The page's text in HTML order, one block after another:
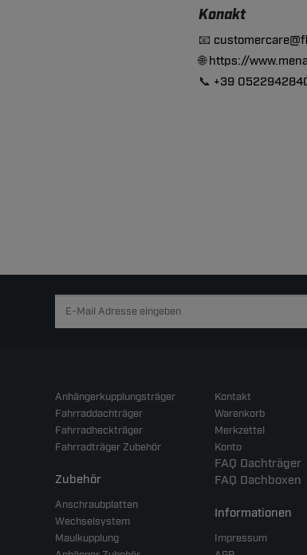
Konakt
📧
🌐https://
📞 +39
Anhängerkupplungsträger
Fahrraddachträger
Fahrradheckträger
Fahrradträger Zubehör
Zubehör
Anschraubplatten
Wechselsystem
Maulkupplung
Kontakt
Warenkorb
Merkzettel
Konto
FAQ Dachträger
FAQ Dachboxen
Informationen
Impressum